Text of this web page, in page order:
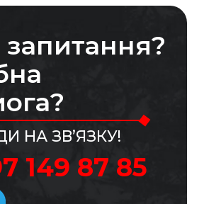
НА ЗВ’ЯЗКУ!
149 87 85